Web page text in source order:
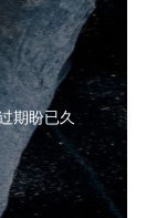
期盼已久